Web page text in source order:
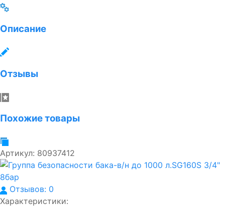
Описание
Отзывы
Похожие товары
Артикул: 80937412
Отзывов: 0
Характеристики: